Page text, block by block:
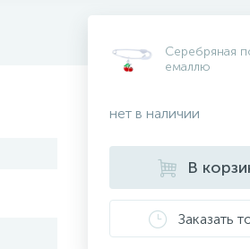
Серебряная
емаллю
нет в наличии
В
Заказать